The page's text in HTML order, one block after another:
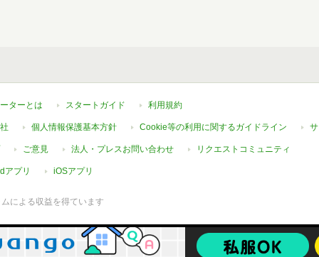
ターとは スタートガイド 利用規約
個人情報保護基本方針 Cookie等の利用に関するガイドライン
ご意見 法人・プレスお問い合わせ リクエストコミュニティ
アプリ iOSアプリ
による収益を得ています